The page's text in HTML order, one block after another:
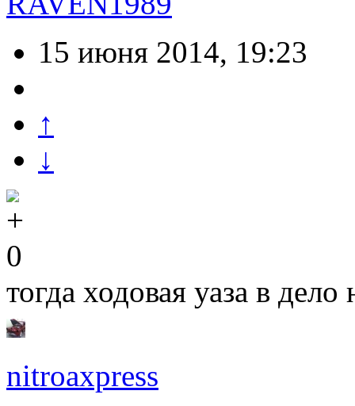
15 июня 2014, 19:23
↑
↓
0
тогда ходовая уаза в дело
nitroaxpress